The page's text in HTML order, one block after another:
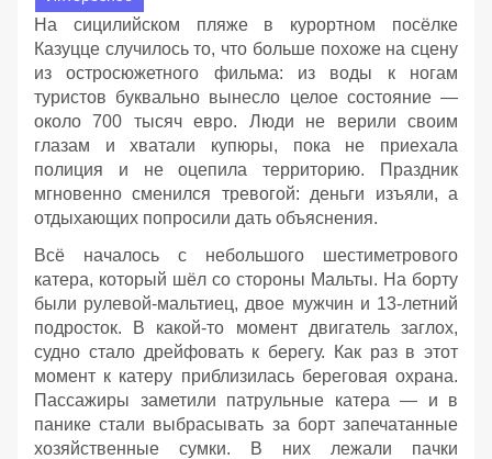
На сицилийском пляже в курортном посёлке
Казуцце случилось то, что больше похоже на сцену
из остросюжетного фильма: из воды к ногам
туристов буквально вынесло целое состояние —
около 700 тысяч евро. Люди не верили своим
глазам и хватали купюры, пока не приехала
полиция и не оцепила территорию. Праздник
мгновенно сменился тревогой: деньги изъяли, а
отдыхающих попросили дать объяснения.
Всё началось с небольшого шестиметрового
катера, который шёл со стороны Мальты. На борту
были рулевой‑мальтиец, двое мужчин и 13‑летний
подросток. В какой‑то момент двигатель заглох,
судно стало дрейфовать к берегу. Как раз в этот
момент к катеру приблизилась береговая охрана.
Пассажиры заметили патрульные катера — и в
панике стали выбрасывать за борт запечатанные
хозяйственные сумки. В них лежали пачки